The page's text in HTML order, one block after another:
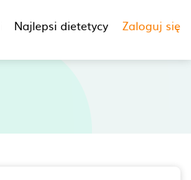
Najlepsi dietetycy Zaloguj się